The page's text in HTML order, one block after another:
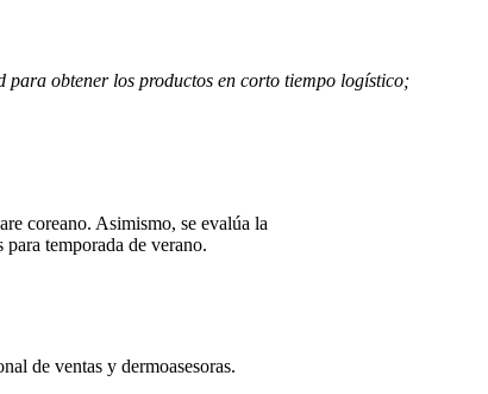
obtener los productos en corto tiempo logístico;
coreano. Asimismo, se evalúa la
temporada de verano.
de ventas y dermoasesoras.